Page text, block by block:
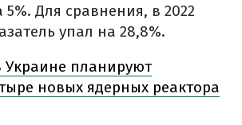
Для сравнения, в 2022
упал на 28,8%.
Украине планируют
новых ядерных реактора